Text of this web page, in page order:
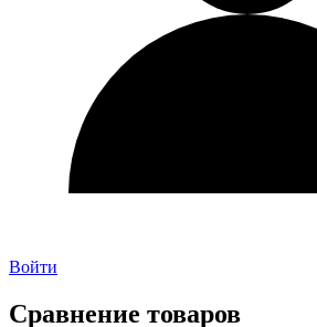
Войти
Сравнение товаров